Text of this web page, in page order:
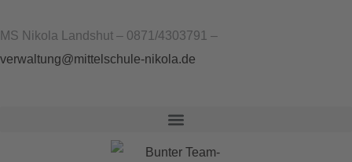
Inhalt
springen
MS Nikola Landshut – 0871/4303791 –
verwaltung@mittelschule-nikola.de